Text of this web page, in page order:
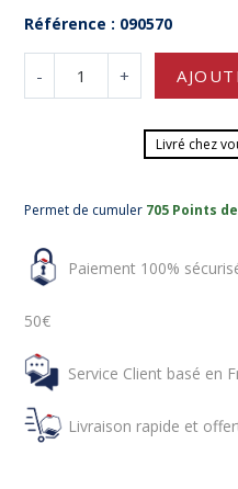
Référence : 090570
- +
Livré chez
Permet de cumuler 705 Points
Paiement 100%
50€
Service Client basé en
Livraison rapide et